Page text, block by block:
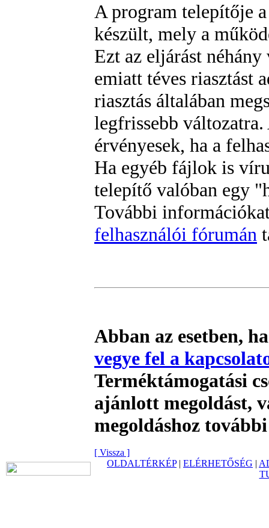
A program telepítője
készült, mely a
Ezt az eljárást
emiatt téves riasztást
riasztás általában
legfrissebb
érvényesek, ha a
Ha egyéb fájlok is
telepítő valóban egy
További
felhasználói fórumán
Abban az esetben,
vegye fel a
Terméktámogatási
ajánlott megoldást,
megoldáshoz
[ Vissza ]
OLDALTÉRKÉP| ELÉRHETŐSÉG |